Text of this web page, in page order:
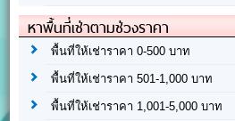
หาพื้นที่เช่าตามช่วงราคา
พื้นที่ให้เช่าราคา 0-500 บาท
พื้นที่ให้เช่าราคา 501-1,000 บาท
พื้นที่ให้เช่าราคา 1,001-5,000 บาท